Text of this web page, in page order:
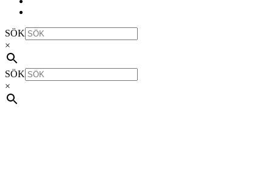
SÖK
×
SÖK
×